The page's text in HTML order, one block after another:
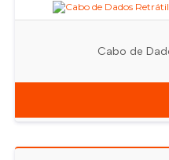
Cabo de